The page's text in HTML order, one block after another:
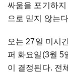
싸움을 포기하지
으로 믿지 않는
오는 27일 미시
퍼 화요일(3월 5
이 결정된다. 전